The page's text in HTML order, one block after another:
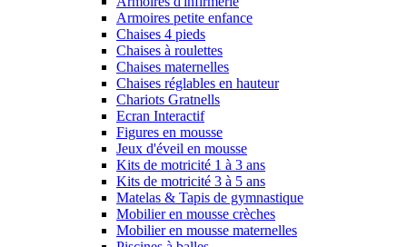
Armoires petite enfance
Chaises 4 pieds
Chaises à roulettes
Chaises maternelles
Chaises réglables en hauteur
Chariots Gratnells
Ecran Interactif
Figures en mousse
Jeux d'éveil en mousse
Kits de motricité 1 à 3 ans
Kits de motricité 3 à 5 ans
Matelas & Tapis de gymnastique
Mobilier en mousse crèches
Mobilier en mousse maternelles